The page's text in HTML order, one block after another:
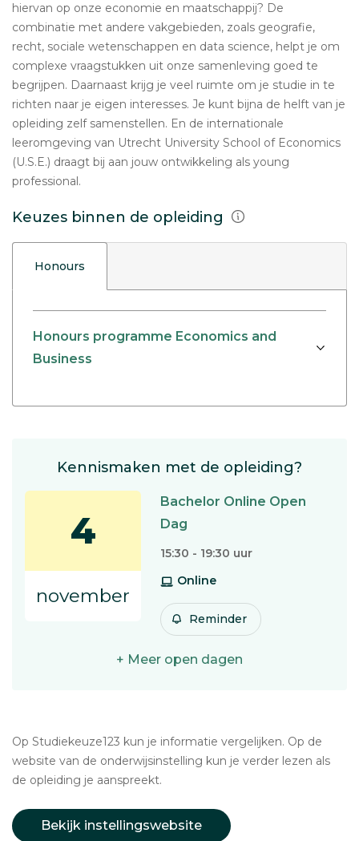
hiervan op onze economie en maatschappij? De
combinatie met andere vakgebieden, zoals geografie,
recht, sociale wetenschappen en data science, helpt je om
complexe vraagstukken uit onze samenleving goed te
begrijpen. Daarnaast krijg je veel ruimte om je studie in te
richten naar je eigen interesses. Je kunt bijna de helft van je
opleiding zelf samenstellen. En de internationale
leeromgeving van Utrecht University School of Economics
(U.S.E.) draagt bij aan jouw ontwikkeling als young
professional.
Keuzes binnen de opleiding
Honours
Honours programme Economics and
Business
Kennismaken met de opleiding?
4
november
Bachelor Online Open
Dag
15:30 - 19:30 uur
Online
Reminder
+ Meer open dagen
Op Studiekeuze123 kun je informatie vergelijken. Op de
website van de onderwijsinstelling kun je verder lezen als
de opleiding je aanspreekt.
Bekijk instellingswebsite